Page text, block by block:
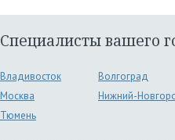
Специалисты вашего
Владивосток
Волгоград
Москва
Нижний-
Тюмень